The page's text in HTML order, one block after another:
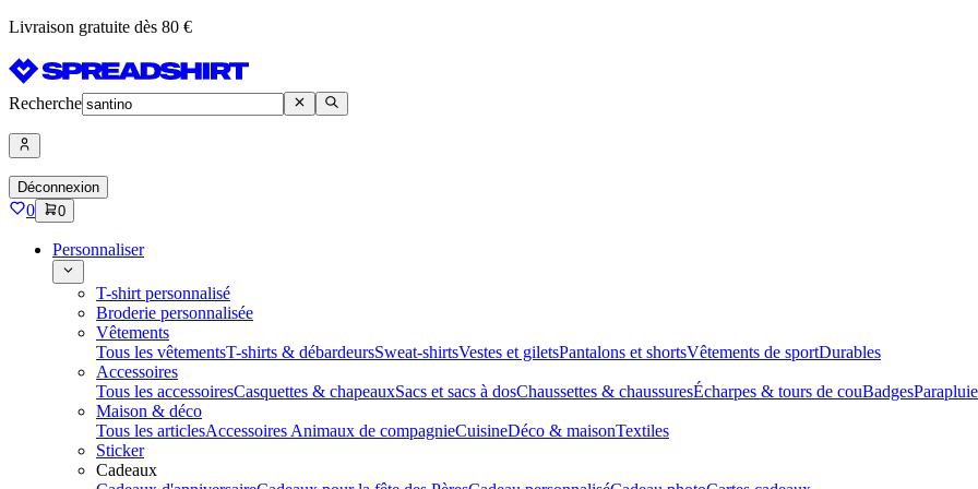
Livraison gratuite dès 80 €
Recherche
Déconnexion
0 0
Personnaliser
T-shirt personnalisé
Broderie personnalisée
Vêtements
Tous les vêtementsT-shirts & débardeursSweat-shirtsVestes et giletsPantalons et shortsVêtements de sportDurables
Accessoires
Tous les accessoiresCasquettes & chapeauxSacs et sacs à dosChaussettes & chaussuresÉcharpes & tours de couBadges
Maison & déco
Tous les articlesAccessoires Animaux de compagnieCuisineDéco & maisonTextiles
Sticker
Cadeaux